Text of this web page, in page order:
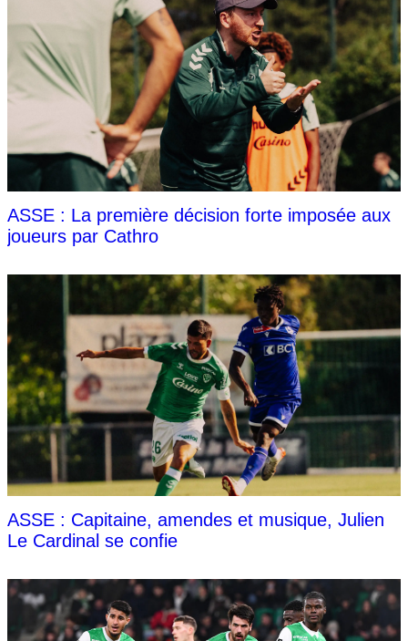
ASSE : La première décision forte imposée aux
joueurs par Cathro
ASSE : Capitaine, amendes et musique, Julien
Le Cardinal se confie